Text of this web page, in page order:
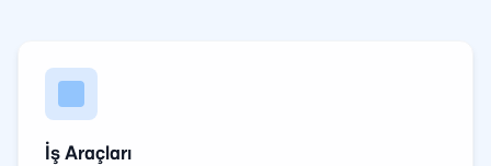
İş Araçları